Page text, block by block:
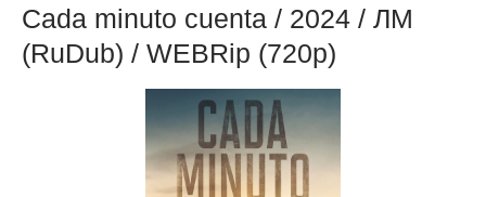
Cada minuto cuenta / 2024 / ЛМ
(RuDub) / WEBRip (720p)